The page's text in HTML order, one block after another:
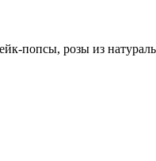
попсы, розы из